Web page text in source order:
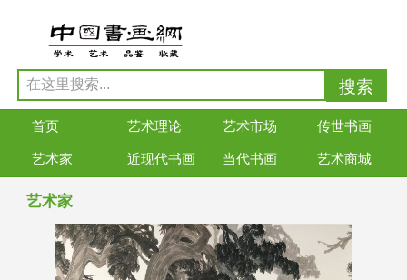
首页 艺术理论 艺术市场 传世书画
艺术家 近现代书画 当代书画 艺术商城
艺术家